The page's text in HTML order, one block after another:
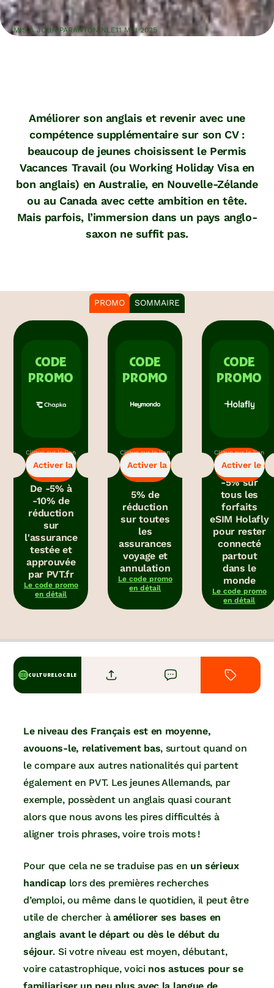
MIS À JOUR PARANTONINLE11 MAI 2025
Améliorer son anglais et revenir avec une
compétence supplémentaire sur son CV :
beaucoup de jeunes choisissent le Permis
Vacances Travail (ou Working Holiday Visa en
bon anglais) en Australie, en Nouvelle-Zélande
ou au Canada avec cette ambition en tête.
Mais parfois, l’immersion dans un pays anglo-
saxon ne suffit pas.
PROMO SOMMAIRE
CODE
PROMO
Activer la promo
-5%
Clique sur le lien
pour bénéficier
De -5% à
-10% de
réduction
sur
l'assurance
testée et
approuvée
par PVT.fr
Le code promo
en détail
CODE
PROMO
Activer la promo
-5%
Clique sur le lien
pour bénéficier
5% de
réduction
sur toutes
les
assurances
voyage et
annulation
Le code promo
en détail
CODE
PROMO
Activer le
-5%
Clique sur le lien
pour obtenir le
-5% sur
tous les
forfaits
eSIM Holafly
pour rester
connecté
partout
dans le
monde
Le code promo
en détail
CULTURE LOCALE
Le niveau des Français est en moyenne,
avouons-le, relativement bas, surtout quand on
le compare aux autres nationalités qui partent
également en PVT. Les jeunes Allemands, par
exemple, possèdent un anglais quasi courant
alors que nous avons les pires difficultés à
aligner trois phrases, voire trois mots !
Pour que cela ne se traduise pas en un sérieux
handicaplors des premières recherches
d’emploi, ou même dans le quotidien, il peut être
utile de chercher à améliorer ses bases en
anglais avant le départ ou dès le début du
séjour. Si votre niveau est moyen, débutant,
voire catastrophique, voici nos astuces pour se